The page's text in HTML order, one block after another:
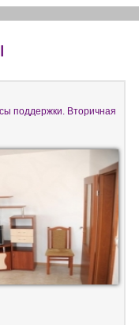
поддержки. Вторичная